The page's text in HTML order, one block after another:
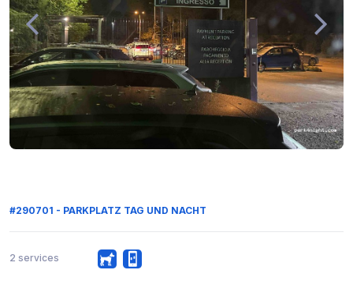
#290701 - PARKPLATZ TAG UND NACHT
2 services